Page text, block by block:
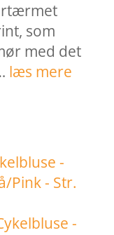
som
med det
læs mere